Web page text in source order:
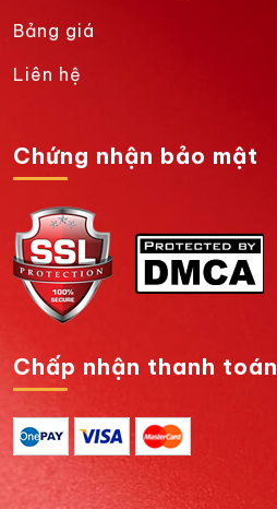
Bảng giá
Liên hệ
Chứng nhận bảo mật
Chấp nhận thanh toán